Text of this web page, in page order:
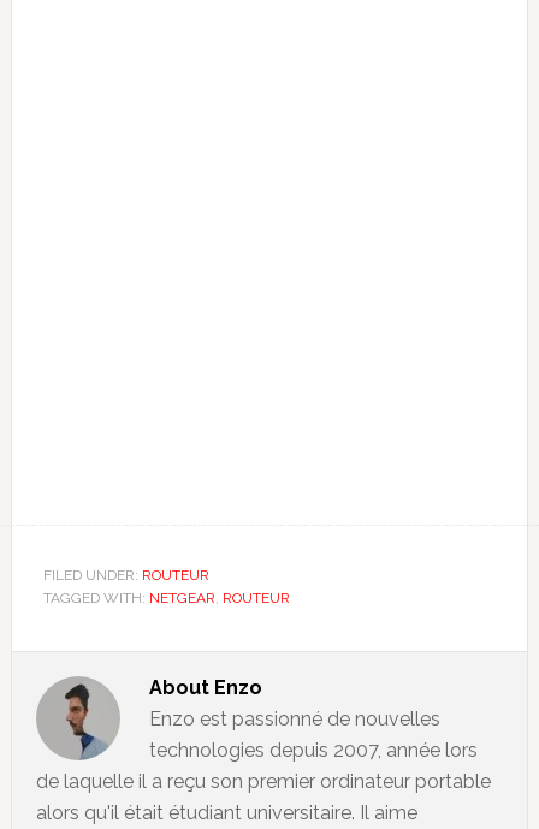
FILED UNDER: ROUTEUR
TAGGED WITH: NETGEAR, ROUTEUR
About Enzo
Enzo est passionné de nouvelles
technologies depuis 2007, année lors
de laquelle il a reçu son premier ordinateur portable
alors qu'il était étudiant universitaire. Il aime